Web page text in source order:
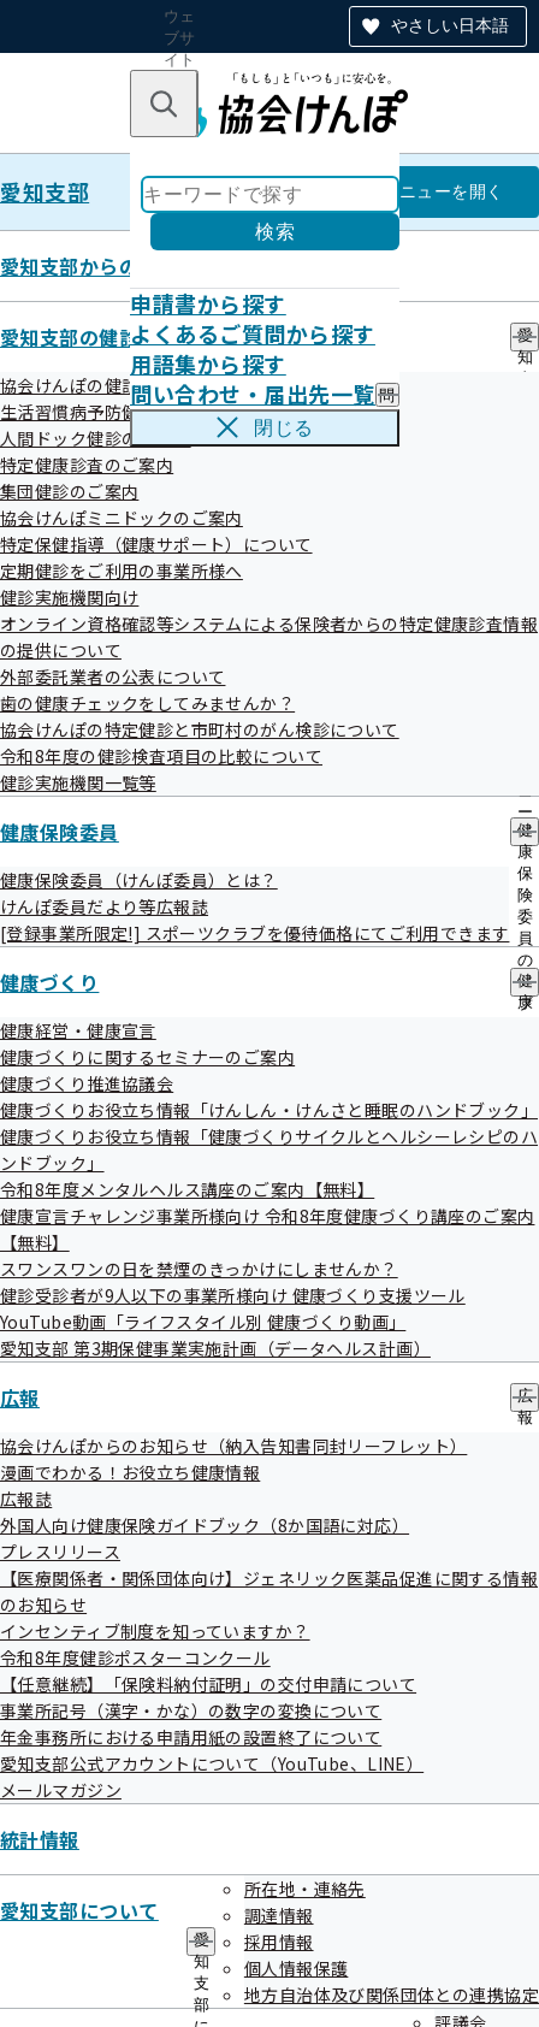
やさしい日本語
ウェ
ブサ
イト
のナ
ン
キーワードで探す
検索
申請書から探す
よくあるご質問から探す
用語集から探す
問い合わせ・届出先一覧 問
い
の
ュ
閉じる
愛知支部 愛知支部
メニューを開く
愛知支部からのお知らせ
愛知支部の健診・保健指導のご案内
愛
知
ご
案
ー
協会けんぽの健診事業について
生活習慣病予防健診のご案内
人間ドック健診のご案内
特定健康診査のご案内
集団健診のご案内
協会けんぽミニドックのご案内
特定保健指導（健康サポート）について
定期健診をご利用の事業所様へ
健診実施機関向け
オンライン資格確認等システムによる保険者からの特定健康診査情報
の提供について
外部委託業者の公表について
歯の健康チェックをしてみませんか？
協会けんぽの特定健診と市町村のがん検診について
令和8年度の健診検査項目の比較について
健診実施機関一覧等
健康保険委員
健
康
保
険
委
員
の
サ
ブ
健康保険委員（けんぽ委員）とは？
けんぽ委員だより等広報誌
[登録事業所限定!] スポーツクラブを優待価格にてご利用できます
健康づくり
健
康
サ
ブ
ー
健康経営・健康宣言
健康づくりに関するセミナーのご案内
健康づくり推進協議会
健康づくりお役立ち情報「けんしん・けんさと睡眠のハンドブック」
健康づくりお役立ち情報「健康づくりサイクルとヘルシーレシピのハ
ンドブック」
令和8年度メンタルヘルス講座のご案内【無料】
健康宣言チャレンジ事業所様向け 令和8年度健康づくり講座のご案内
【無料】
スワンスワンの日を禁煙のきっかけにしませんか？
健診受診者が9人以下の事業所様向け 健康づくり支援ツール
YouTube動画「ライフスタイル別 健康づくり動画」
愛知支部 第3期保健事業実施計画（データヘルス計画）
広報
広
報
ー
協会けんぽからのお知らせ（納入告知書同封リーフレット）
漫画でわかる！お役立ち健康情報
広報誌
外国人向け健康保険ガイドブック（8か国語に対応）
プレスリリース
【医療関係者・関係団体向け】ジェネリック医薬品促進に関する情報
のお知らせ
インセンティブ制度を知っていますか？
令和8年度健診ポスターコンクール
【任意継続】「保険料納付証明」の交付申請について
事業所記号（漢字・かな）の数字の変換について
年金事務所における申請用紙の設置終了について
愛知支部公式アカウントについて（YouTube、LINE）
メールマガジン
統計情報
愛知支部について
愛
知
支
部
所在地・連絡先
調達情報
採用情報
個人情報保護
地方自治体及び関係団体との連携協定
評議会
令和4年度第2回愛知支部評議会
開催案内
令和4年度第2回愛知支部評議会を開催いた
します
標記について、次のとおり開催することとなりましたのでお
知らせいたします。
日時
令和4年10月18日(火) 13時00分開始 15時00分終了予定
場所
全国健康保険協会愛知支部 第一会議室
議題
令和5年度 平均保険料率について
令和5年度 支部事業計画及び支部保険者機能強化予算
の策定について
更なる保健事業の充実について
議題については変更となる場合がございます。
傍聴方法
申込方法
傍聴申込書に必要事項をご記入のうえ、FAXにてお申し込み
ください。
傍聴申込書
申込先
全国健康保険協会愛知支部 企画総務グループあて
FAX番号 052-856-1491
申込締切
令和4年10月11日（火）
傍聴の際の留意事項
これらの事項に違反した場合は、退場していただくことがあ
事務局の指定した場所以外の場所には立ち入らないで
携帯電話等音の出る機器については、マナーモードな
ど音が出ないようにしてください。